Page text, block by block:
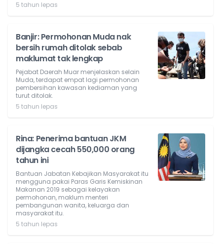
5 tahun lepas
Banjir: Permohonan Muda nak
bersih rumah ditolak sebab
maklumat tak lengkap
Pejabat Daerah Muar menjelaskan selain
Muda, terdapat empat lagi permohonan
pembersihan kawasan kediaman yang
turut ditolak.
5 tahun lepas
Rina: Penerima bantuan JKM
dijangka cecah 550,000 orang
tahun ini
Bantuan Jabatan Kebajikan Masyarakat itu
mengguna pakai Paras Garis Kemiskinan
Makanan 2019 sebagai kelayakan
permohonan, maklum menteri
pembangunan wanita, keluarga dan
masyarakat itu.
5 tahun lepas